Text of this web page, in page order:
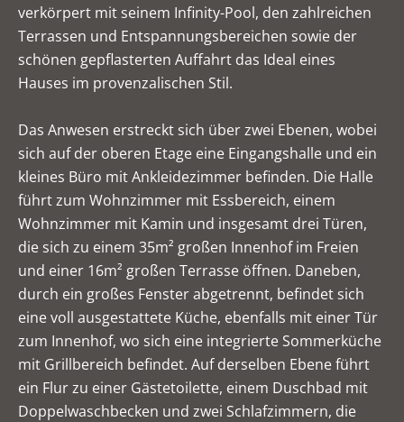
verkörpert mit seinem Infinity-Pool, den zahlreichen
Terrassen und Entspannungsbereichen sowie der
schönen gepflasterten Auffahrt das Ideal eines
Hauses im provenzalischen Stil.
Das Anwesen erstreckt sich über zwei Ebenen, wobei
sich auf der oberen Etage eine Eingangshalle und ein
kleines Büro mit Ankleidezimmer befinden. Die Halle
führt zum Wohnzimmer mit Essbereich, einem
Wohnzimmer mit Kamin und insgesamt drei Türen,
die sich zu einem 35m² großen Innenhof im Freien
und einer 16m² großen Terrasse öffnen. Daneben,
durch ein großes Fenster abgetrennt, befindet sich
eine voll ausgestattete Küche, ebenfalls mit einer Tür
zum Innenhof, wo sich eine integrierte Sommerküche
mit Grillbereich befindet. Auf derselben Ebene führt
ein Flur zu einer Gästetoilette, einem Duschbad mit
Doppelwaschbecken und zwei Schlafzimmern, die